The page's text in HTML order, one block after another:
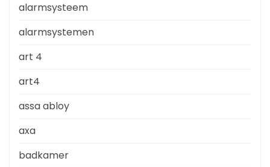
alarmsysteem
alarmsystemen
art 4
art4
assa abloy
axa
badkamer